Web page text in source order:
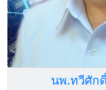
นพ.ทวีศัก